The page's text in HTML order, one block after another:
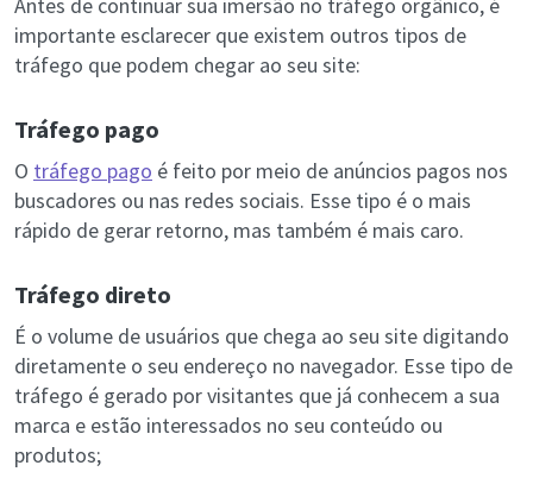
importante esclarecer que existem outros tipos de
tráfego que podem chegar ao seu site:
Tráfego pago
O tráfego pago é feito por meio de anúncios pagos nos
buscadores ou nas redes sociais. Esse tipo é o mais
rápido de gerar retorno, mas também é mais caro.
Tráfego direto
É o volume de usuários que chega ao seu site digitando
diretamente o seu endereço no navegador. Esse tipo de
tráfego é gerado por visitantes que já conhecem a sua
marca e estão interessados no seu conteúdo ou
produtos;